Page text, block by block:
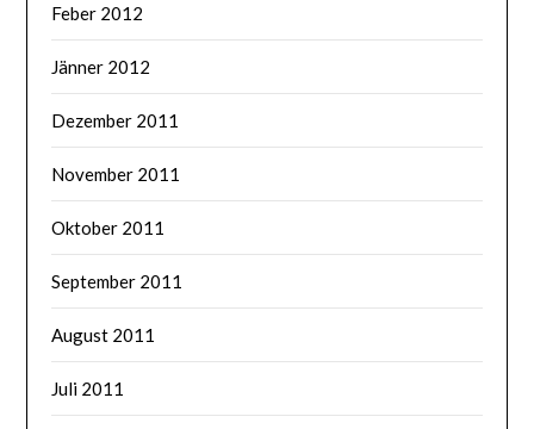
Feber 2012
Jänner 2012
Dezember 2011
November 2011
Oktober 2011
September 2011
August 2011
Juli 2011